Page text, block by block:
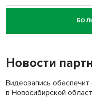
Новосибирский суд
пенсионерки на вокзале
Новости
Видеозапись
в Новосибирской